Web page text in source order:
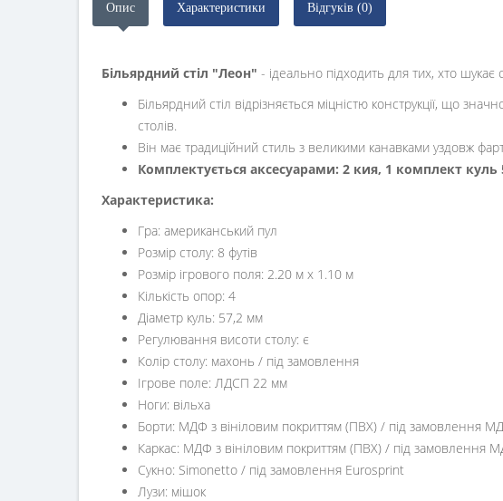
Опис Характеристики Відгуків (0)
Більярдний стіл "Леон" - ідеально підходить для тих, хто
Більярдний стіл відрізняється міцністю конструкції, що
столів.
Він має традиційний стиль з великими канавками уздовж
Комплектується аксесуарами: 2 кия, 1 комплект
Характеристика:
Гра: американський пул
Розмір столу: 8 футів
Розмір ігрового поля: 2.20 м х 1.10 м
Кількість опор: 4
Діаметр куль: 57,2 мм
Регулювання висоти столу: є
Колір столу: махонь / під замовлення
Ігрове поле: ЛДСП 22 мм
Ноги: вільха
Борти: МДФ з вініловим покриттям (ПВХ) / під замовлення
Каркас: МДФ з вініловим покриттям (ПВХ) / під замовлення
Сукно: Simonetto / під замовлення Eurosprint
Лузи: мішок